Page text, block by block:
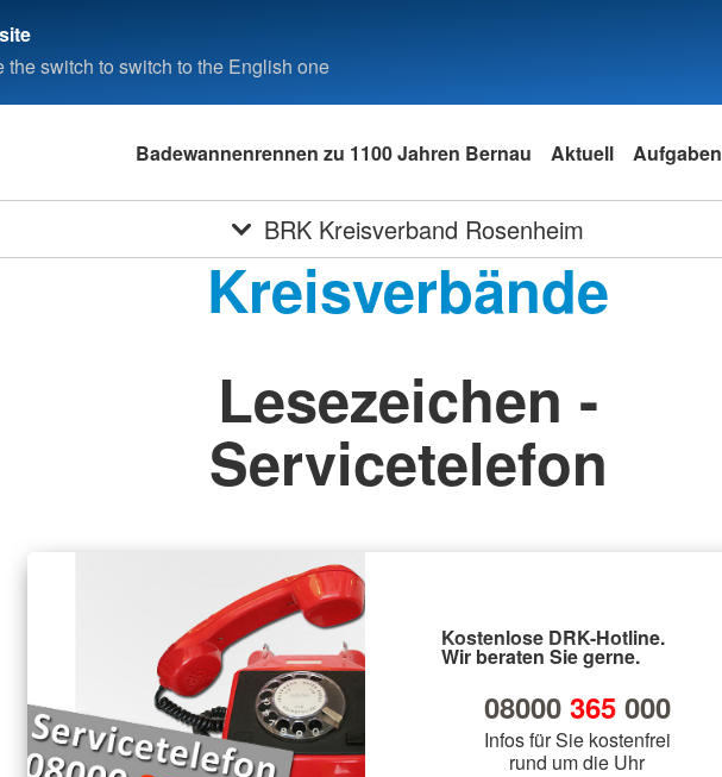
switch to switch to the English one
Badewannenrennen zu 1100 Jahren Bernau Aktuell Aufgaben
BRK Kreisverband Rosenheim
Kreisverbände
Lesezeichen -
Servicetelefon
Kostenlose DRK-Hotline.
Wir beraten Sie gerne.
08000 365000
Infos für Sie kostenfrei
rund um die Uhr